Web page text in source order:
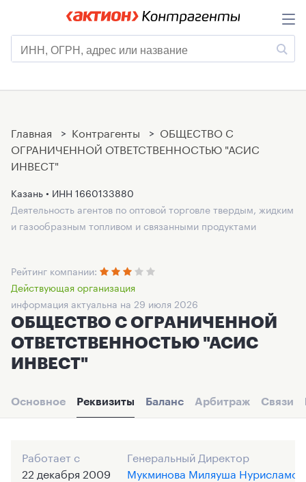
Главная > Контрагенты > ОБЩЕСТВО С
ОГРАНИЧЕННОЙ ОТВЕТСТВЕННОСТЬЮ "АСИС
ИНВЕСТ"
Казань • ИНН 1660133880
Деятельность агентов по оптовой торговле твердым, жидким
и газообразным топливом и связанными продуктами
Рейтинг компании:
Действующая организация
информация актуальна на 29 июля 2026
ОБЩЕСТВО С ОГРАНИЧЕННОЙ
ОТВЕТСТВЕННОСТЬЮ "АСИС
ИНВЕСТ"
Основное Реквизиты Баланс Арбитраж Связи
Работает с
22 декабря 2009
Генеральный Директор
Мукминова Миляуша